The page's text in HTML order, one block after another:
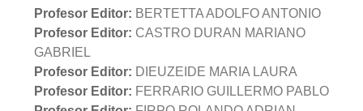
Profesor Editor: BERTETTA ADOLFO ANTONIO
Profesor Editor: CASTRO DURAN MARIANO
GABRIEL
Profesor Editor: DIEUZEIDE MARIA LAURA
Profesor Editor: FERRARIO GUILLERMO PABLO